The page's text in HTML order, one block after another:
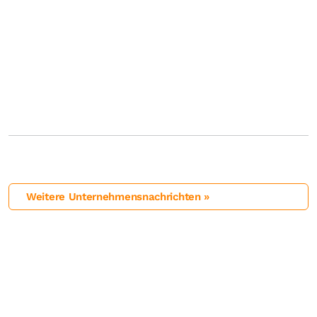
Weitere Unternehmensnachrichten »